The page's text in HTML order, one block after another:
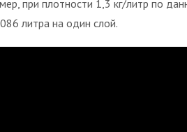
при плотности 1,3 кг/литр по
литра на один слой.